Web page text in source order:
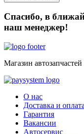
Спасибо, в
наш менеджер!
Магазин
О нас
Доставка и оплата
Гарантия
Вакансии
Автосервис